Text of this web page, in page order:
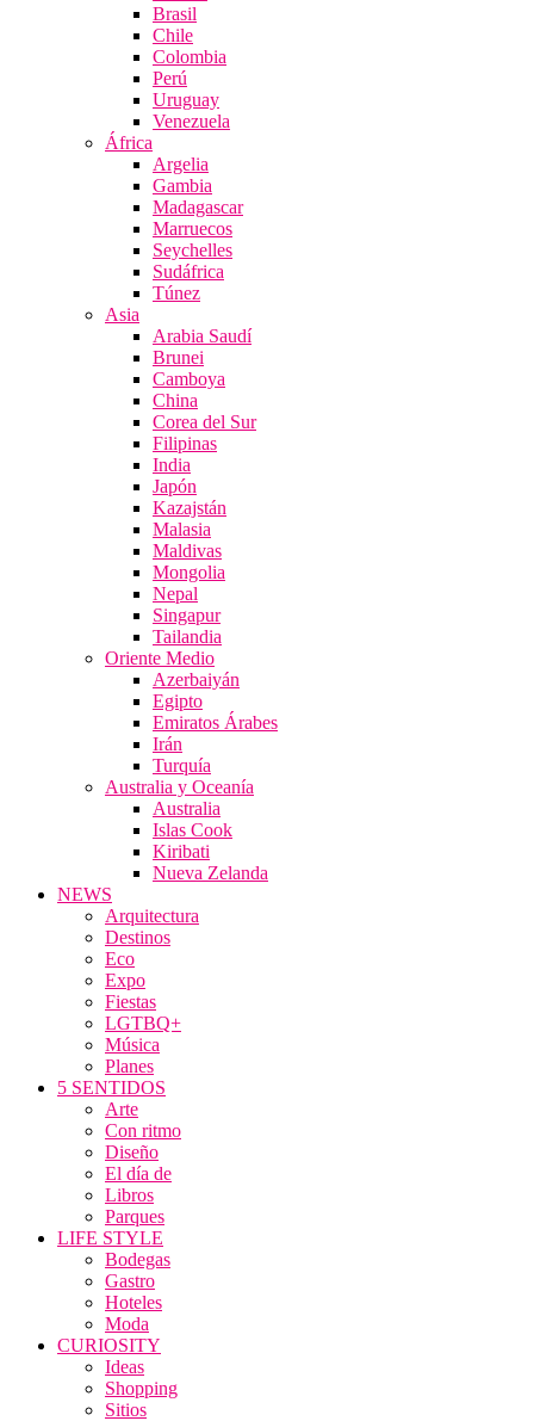
Brasil
Chile
Colombia
Perú
Uruguay
Venezuela
África
Argelia
Gambia
Madagascar
Marruecos
Seychelles
Sudáfrica
Túnez
Asia
Arabia Saudí
Brunei
Camboya
China
Corea del Sur
Filipinas
India
Japón
Kazajstán
Malasia
Maldivas
Mongolia
Nepal
Singapur
Tailandia
Oriente Medio
Azerbaiyán
Egipto
Emiratos Árabes
Irán
Turquía
Australia y Oceanía
Australia
Islas Cook
Kiribati
Nueva Zelanda
NEWS
Arquitectura
Destinos
Eco
Expo
Fiestas
LGTBQ+
Música
Planes
5 SENTIDOS
Arte
Con ritmo
Diseño
El día de
Libros
Parques
LIFE STYLE
Bodegas
Gastro
Hoteles
Moda
CURIOSITY
Ideas
Shopping
Sitios